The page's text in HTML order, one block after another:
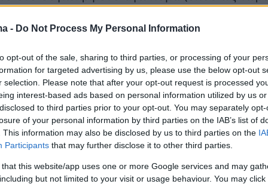
- Do Not Process My Personal Information
opt-out of the sale, sharing to third parties, or processing of your
for targeted advertising by us, please use the below opt-out
selection. Please note that after your opt-out request is processed
interest-based ads based on personal information utilized by us
to third parties prior to your opt-out. You may separately
of your personal information by third parties on the IAB’s list of
This information may also be disclosed by us to third parties on the
Participants that may further disclose it to other third parties.
that this website/app uses one or more Google services and may
but not limited to your visit or usage behaviour. You may
52.23, τη δεύτερη καλύτερη επίδοσή του μετά
Ο Μακρυγιάννηςείχε δείξει ότι μπορεί να
53 δευτερόλεπτα και το επιβεβαίωσε,
το ατομικό του ρεκόρ με 52.83.
v-d27kjgfm4fm1)